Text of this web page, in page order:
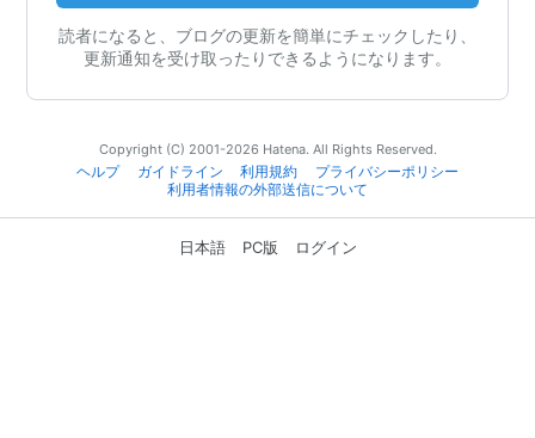
読者になると、ブログの更新を簡単にチェックしたり、
更新通知を受け取ったりできるようになります。
Copyright (C) 2001-2026 Hatena. All Rights Reserved.
ヘルプ
ガイドライン 利用規約
プライバシーポリシー
利用者情報の外部送信について
日本語 PC版 ログイン